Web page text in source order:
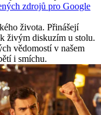
zdrojů pro Google
života. Přinášejí
živým diskuzím u stolu.
vědomostí v našem
i smíchu.